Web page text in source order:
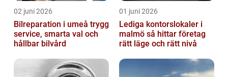
02 juni 2026
Bilreparation i umeå trygg
service, smarta val och
hållbar bilvård
01 juni 2026
Lediga kontorslokaler i
malmö så hittar företag
rätt läge och rätt nivå